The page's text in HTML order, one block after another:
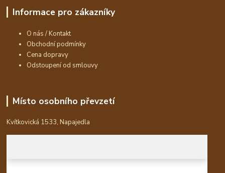
Informace pro zákazníky
O nás / Kontakt
Obchodní podmínky
Cena dopravy
Odstoupení od smlouvy
Místo osobního převzetí
Kvítkovická 1533, Napajedla